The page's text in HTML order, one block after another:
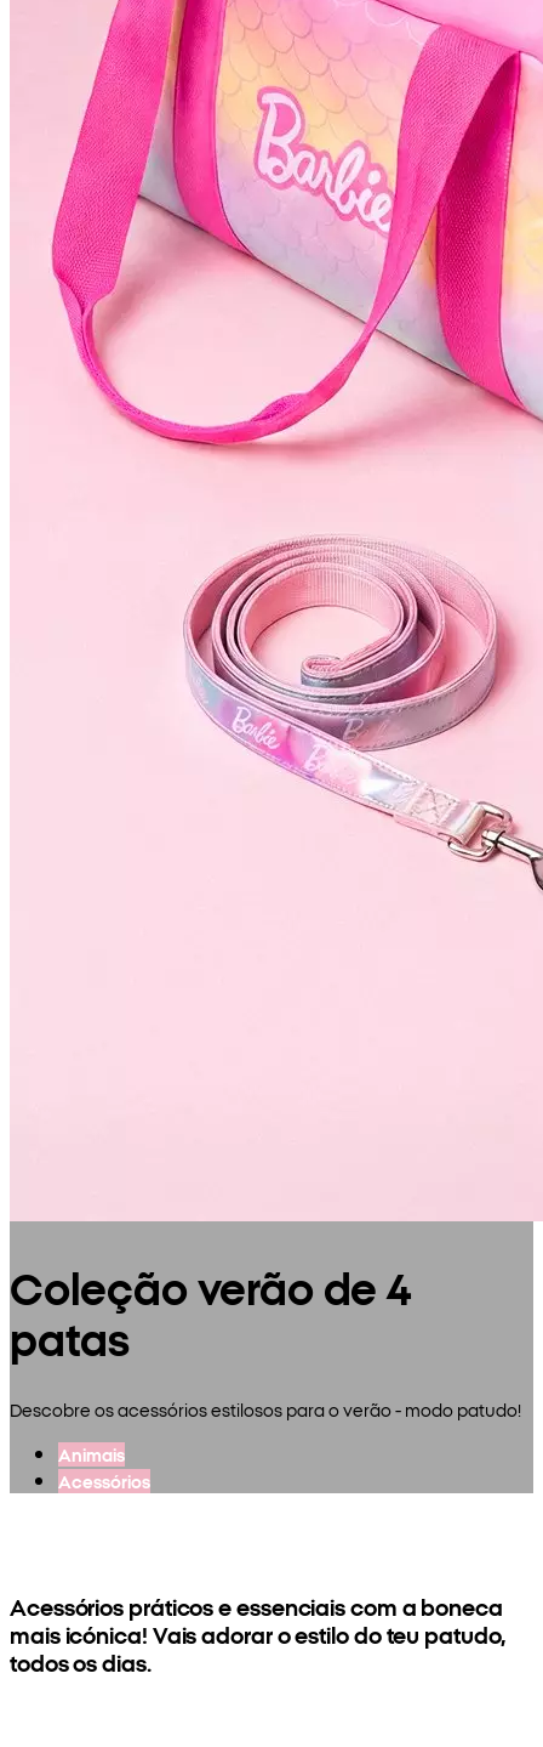
Coleção verão de 4
patas
Descobre os acessórios estilosos para o verão - modo patudo!
Animais
Acessórios
Acessórios práticos e essenciais com a boneca
mais icónica! Vais adorar o estilo do teu patudo,
todos os dias.